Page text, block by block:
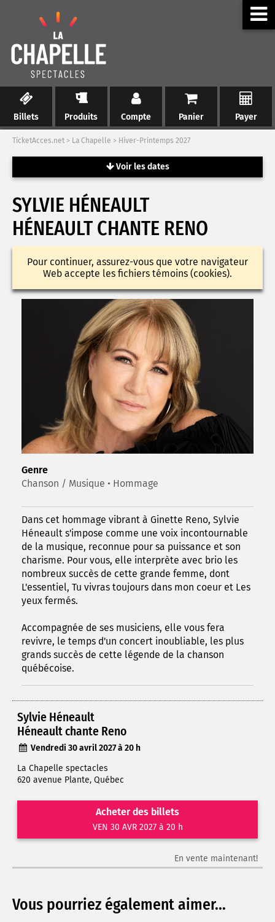
Billets Produits Compte Panier Payer
TicketAcces.net > La Chapelle > Hiver-Printemps 2027
Voir les dates
SYLVIE HÉNEAULT
HÉNEAULT CHANTE RENO
Pour continuer, assurez-vous que votre navigateur
Web accepte les fichiers témoins (cookies).
Genre
Chanson / Musique • Hommage
Dans cet hommage vibrant à Ginette Reno, Sylvie
Héneault s'impose comme une voix incontournable
de la musique, reconnue pour sa puissance et son
charisme. Pour vous, elle interprète avec brio les
nombreux succès de cette grande femme, dont
L'essentiel, Tu vivras toujours dans mon coeur et Les
yeux fermés.
Accompagnée de ses musiciens, elle vous fera
revivre, le temps d'un concert inoubliable, les plus
grands succès de cette légende de la chanson
québécoise.
Sylvie Héneault
Héneault chante Reno
Vendredi 30 avril 2027 à 20 h
La Chapelle spectacles
620 avenue Plante, Québec
Acheter des billets
VEN 30 AVR 2027 à 20 h
En vente maintenant!
Vous pourriez également aimer...